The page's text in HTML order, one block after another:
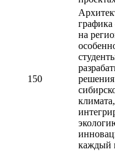
150
на
климата,
каждый